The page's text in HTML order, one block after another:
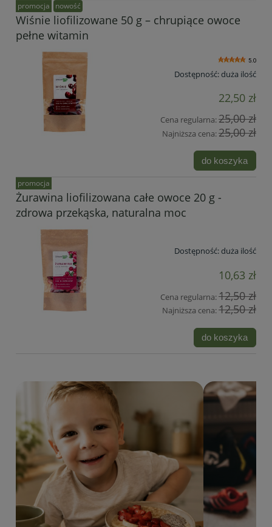
Wiśnie liofilizowane 50 g – chrupiące owoce
pełne witamin
5.0
Dostępność:duża ilość
22,50 zł
Cena regularna:25,00 zł
Najniższa cena:25,00 zł
do koszyka
promocja nowość
Żurawina liofilizowana całe owoce 20 g -
zdrowa przekąska, naturalna moc
Dostępność:duża ilość
10,63 zł
Cena regularna:12,50 zł
Najniższa cena:12,50 zł
do koszyka
promocja